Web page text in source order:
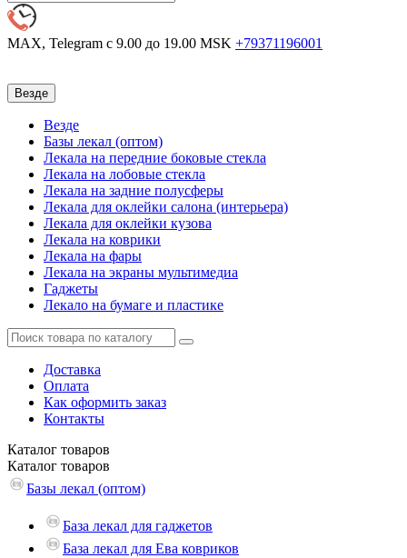
MAX, Telegram с 9.00 до 19.00 MSK +79371196001
Везде
Везде
Базы лекал (оптом)
Лекала на передние боковые стекла
Лекала на лобовые стекла
Лекала на задние полусферы
Лекала для оклейки салона (интерьера)
Лекала для оклейки кузова
Лекала на коврики
Лекала на фары
Лекала на экраны мультимедиа
Гаджеты
Лекало на бумаге и пластике
Доставка
Оплата
Как оформить заказ
Контакты
Каталог товаров
Каталог товаров
Базы лекал (оптом)
База лекал для гаджетов
База лекал для Ева ковриков